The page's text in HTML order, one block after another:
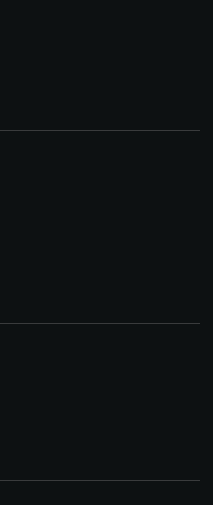
per il
Questi cookie